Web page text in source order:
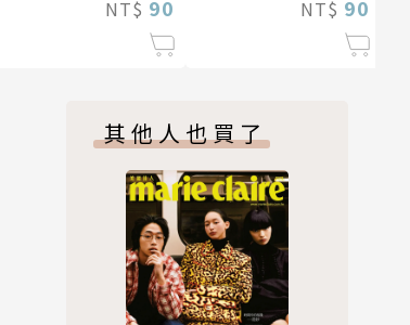
NT$ 90
NT$ 90
其他人也買了